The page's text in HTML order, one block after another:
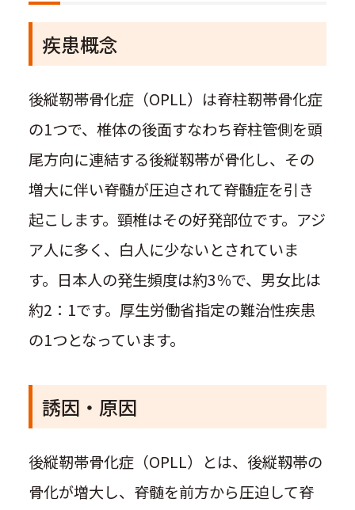
疾患概念
後縦靭帯骨化症（OPLL）は脊柱靭帯骨化症
の1つで、椎体の後面すなわち脊柱管側を頭
尾方向に連結する後縦靱帯が骨化し、その
増大に伴い脊髄が圧迫されて脊髄症を引き
起こします。頸椎はその好発部位です。アジ
ア人に多く、白人に少ないとされていま
す。日本人の発生頻度は約3％で、男女比は
約2：1です。厚生労働省指定の難治性疾患
の1つとなっています。
誘因・原因
後縦靭帯骨化症（OPLL）とは、後縦靱帯の
骨化が増大し、脊髄を前方から圧迫して脊